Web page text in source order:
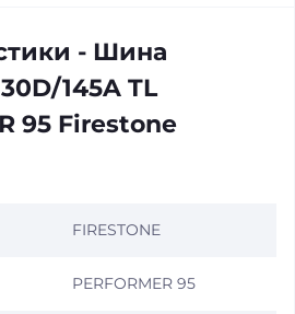
- Шина
145A TL
95 Firestone
FIRESTONE
PERFORMER 95